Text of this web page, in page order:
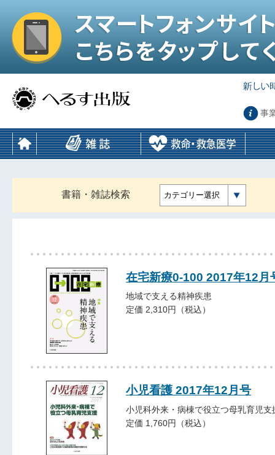
事
書籍・雑誌検索 カテゴリー選択
在宅新療0-100 2017年12月
地域で支える精神疾患
定価 2,310円（税込）
小児看護 2017年12月号
小児科外来・病棟で役立つ母乳育児支
定価 1,760円（税込）